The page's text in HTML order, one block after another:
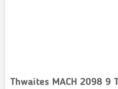
Thwaites MACH 2098 9